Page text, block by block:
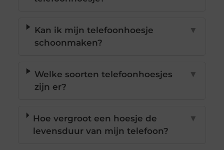
Kan ik mijn telefoonhoesje
schoonmaken?
▼
Welke soorten telefoonhoesjes
zijn er?
▼
Hoe vergroot een hoesje de
levensduur van mijn telefoon?
▼